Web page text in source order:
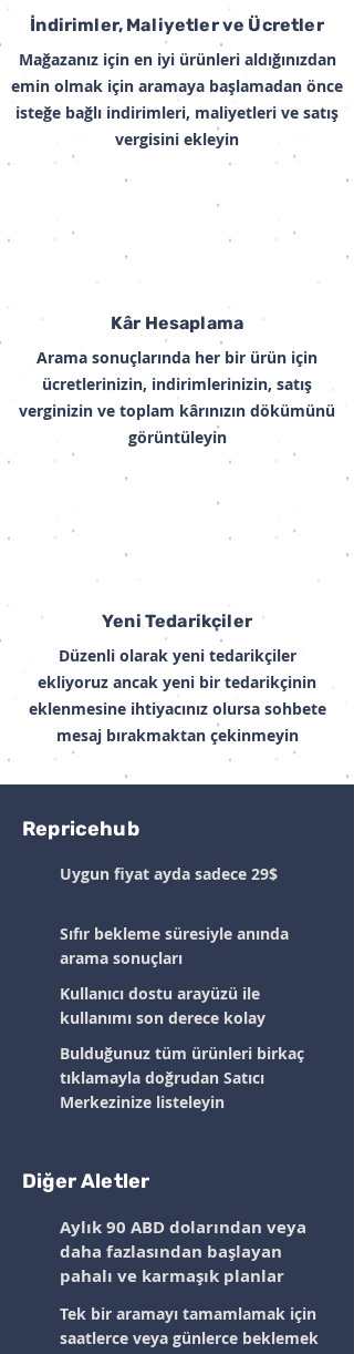
İndirimler, Maliyetler ve Ücretler
Mağazanız için en iyi ürünleri aldığınızdan
emin olmak için aramaya başlamadan önce
isteğe bağlı indirimleri, maliyetleri ve satış
vergisini ekleyin
Kâr Hesaplama
Arama sonuçlarında her bir ürün için
ücretlerinizin, indirimlerinizin, satış
verginizin ve toplam kârınızın dökümünü
görüntüleyin
Yeni Tedarikçiler
Düzenli olarak yeni tedarikçiler
ekliyoruz ancak yeni bir tedarikçinin
eklenmesine ihtiyacınız olursa sohbete
mesaj bırakmaktan çekinmeyin
Repricehub
Uygun fiyat ayda sadece 29$
Sıfır bekleme süresiyle anında
arama sonuçları
Kullanıcı dostu arayüzü ile
kullanımı son derece kolay
Bulduğunuz tüm ürünleri birkaç
tıklamayla doğrudan Satıcı
Merkezinize listeleyin
Diğer Aletler
Aylık 90 ABD dolarından veya
daha fazlasından başlayan
pahalı ve karmaşık planlar
Tek bir aramayı tamamlamak için
saatlerce veya günlerce beklemek